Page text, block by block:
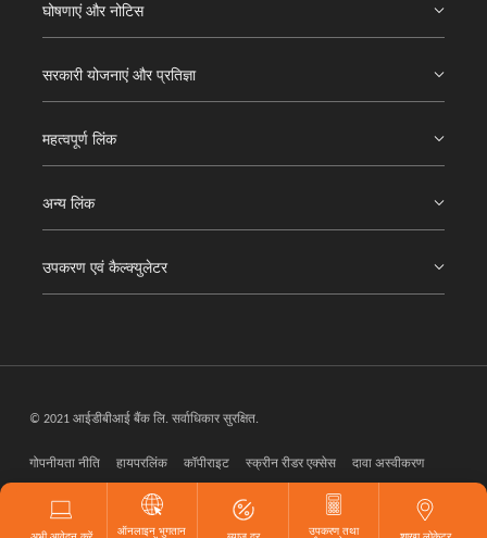
घोषणाएं और नोटिस
सरकारी योजनाएं और प्रतिज्ञा
महत्वपूर्ण लिंक
अन्य लिंक
उपकरण एवं कैल्क्युलेटर
© 2021 आईडीबीआई बैंक लि. सर्वाधिकार सुरक्षित.
गोपनीयता नीति हायपरलिंक कॉपीराइट स्क्रीन रीडर एक्सेस
दावा अस्वीकरण
ऑनलाइन भुगतान उपकरण तथा